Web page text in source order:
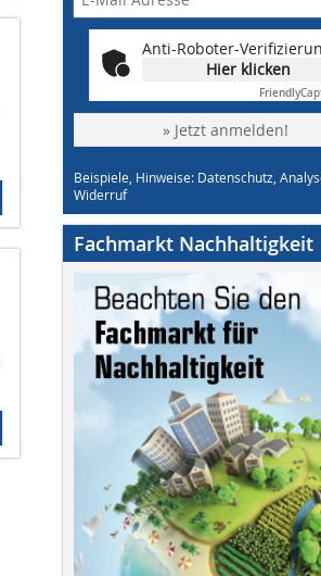
Anti-Roboter-
Hier klicken
Friendly
» Jetzt anmelden!
Beispiele, Hinweise: Datenschutz,
Widerruf
Fachmarkt Nachhaltigkeit